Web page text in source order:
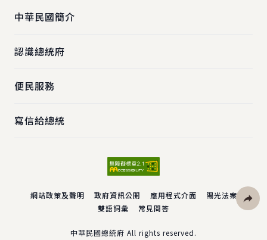
中華民國簡介
認識總統府
便民服務
寫信給總統
網站政策及聲明 政府資訊公開 應用程式介面
陽光法案
雙語詞彙
常見問答
中華民國總統府 All rights reserved.